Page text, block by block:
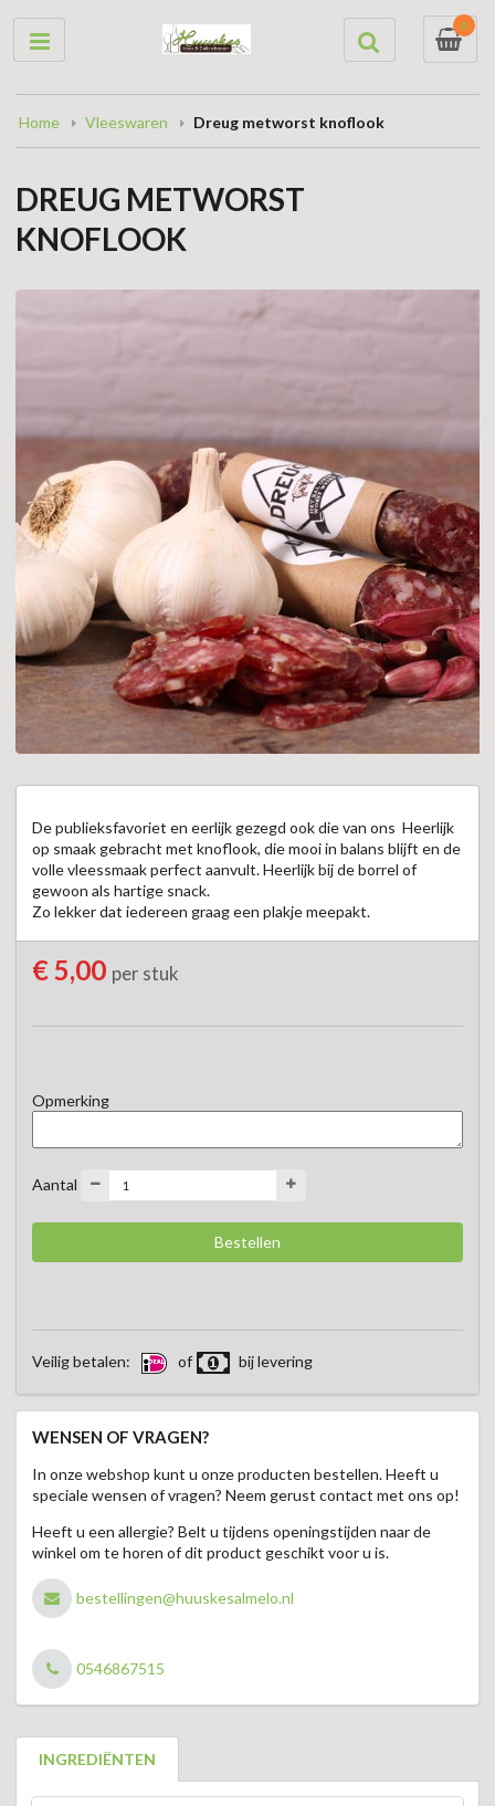
0
Home Vleeswaren Dreug metworst knoflook
DREUG METWORST
KNOFLOOK
De publieksfavoriet en eerlijk gezegd ook die van ons  Heerlijk
op smaak gebracht met knoflook, die mooi in balans blijft en de
volle vleessmaak perfect aanvult. Heerlijk bij de borrel of
gewoon als hartige snack.
Zo lekker dat iedereen graag een plakje meepakt.
€ 5,00 per stuk
Opmerking
Aantal
Veilig betalen: of bij levering
WENSEN OF VRAGEN?
In onze webshop kunt u onze producten bestellen. Heeft u
speciale wensen of vragen? Neem gerust contact met ons op!
Heeft u een allergie? Belt u tijdens openingstijden naar de
winkel om te horen of dit product geschikt voor u is.
bestellingen@huuskesalmelo.nl
0546867515
INGREDIËNTEN